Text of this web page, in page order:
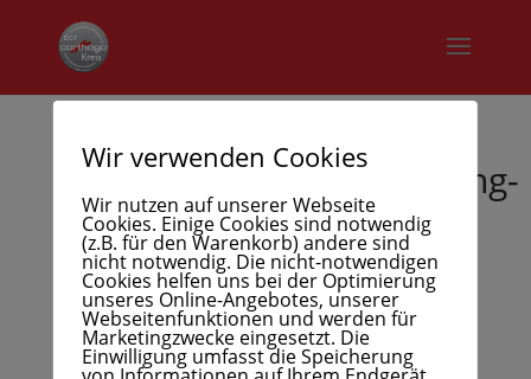
Verkehrssicherheitstraining-
04
Wir verwenden Cookies
Wir nutzen auf unserer Webseite
Cookies. Einige Cookies sind notwendig
(z.B. für den Warenkorb) andere sind
nicht notwendig. Die nicht-notwendigen
Cookies helfen uns bei der Optimierung
unseres Online-Angebotes, unserer
Webseitenfunktionen und werden für
Marketingzwecke eingesetzt. Die
Einwilligung umfasst die Speicherung